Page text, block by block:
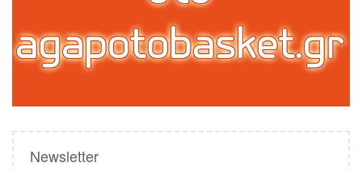
Newsletter